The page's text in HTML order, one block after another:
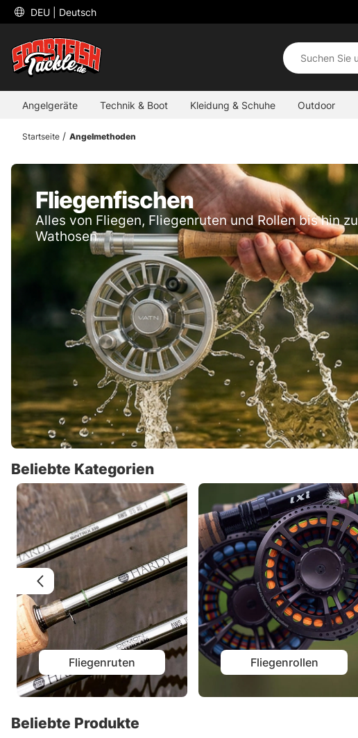
DEU | Deutsch
Angelgeräte Technik & Boot Kleidung & Schuhe Outdoor
Startseite Angelmethoden
Fliegenfischen
Alles von Fliegen, Fliegenruten und Rollen bis hin zu
Wathosen
Beliebte Kategorien
Fliegenruten Fliegenrollen
Beliebte Produkte